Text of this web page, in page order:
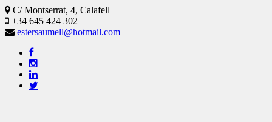
C/ Montserrat, 4, Calafell
+34 645 424 302
estersaumell@hotmail.com